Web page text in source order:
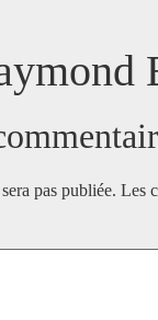
pas publiée. Les